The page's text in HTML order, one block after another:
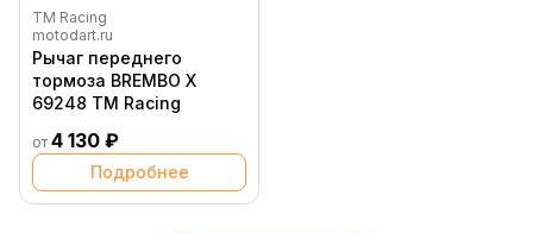
TM Racing
motodart.ru
Рычаг переднего
тормоза BREMBO X
69248 TM Racing
от 4 130 ₽
Подробнее